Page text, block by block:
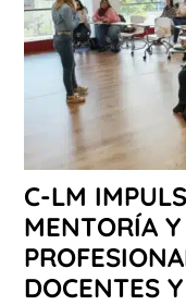
C-LM
MENTORÍA
DOCENTES